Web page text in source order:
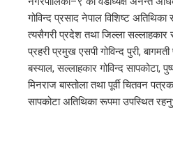
गोविन्द प्रसाद नेपाल विशिष्ट अतिथिका
त्यसैगरी प्रदेश तथा जिल्ला सल्लाहकार
प्रहरी प्रमुख एसपी गोविन्द पुरी,
बस्याल, सल्लाहकार गोविन्द सापकोटा,
मिनराज बास्तोला तथा पूर्वी चितवन
सापकोटा अतिथिका रूपमा उपस्थित